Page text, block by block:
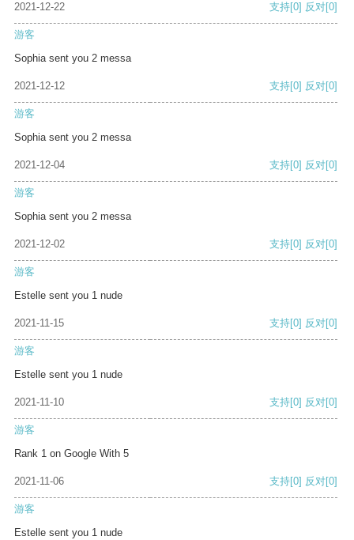
2021-12-22 支持[0] 反对[0]
游客
Sophia sent you 2 messa
2021-12-12 支持[0] 反对[0]
游客
Sophia sent you 2 messa
2021-12-04 支持[0] 反对[0]
游客
Sophia sent you 2 messa
2021-12-02 支持[0] 反对[0]
游客
Estelle sent you 1 nude
2021-11-15 支持[0] 反对[0]
游客
Estelle sent you 1 nude
2021-11-10 支持[0] 反对[0]
游客
Rank 1 on Google With 5
2021-11-06 支持[0] 反对[0]
游客
Estelle sent you 1 nude